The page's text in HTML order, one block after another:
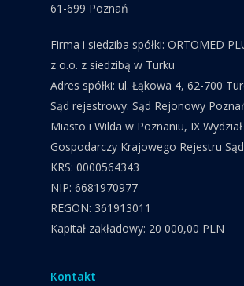
61-699 Poznań
Firma i siedziba spółki: ORTOMED
z o.o. z siedzibą w Turku
Adres spółki: ul. Łąkowa 4, 62-700
Sąd rejestrowy: Sąd Rejonowy
Miasto i Wilda w Poznaniu, IX Wydział
Gospodarczy Krajowego Rejestru
KRS: 0000564343
NIP: 6681970977
REGON: 361913011
Kapitał zakładowy: 20 000,00 PLN
Kontakt